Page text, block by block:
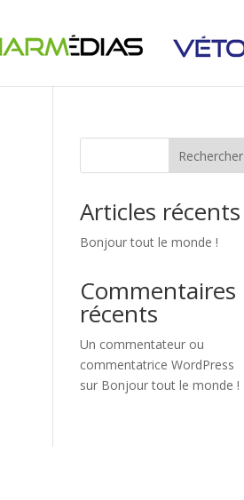
Rechercher
Articles récents
Bonjour tout le monde !
Commentaires
récents
Un commentateur ou
commentatrice WordPress
sur Bonjour tout le monde !